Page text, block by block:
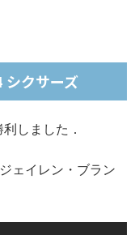
クサーズ
しました．
ェイレン・ブラン